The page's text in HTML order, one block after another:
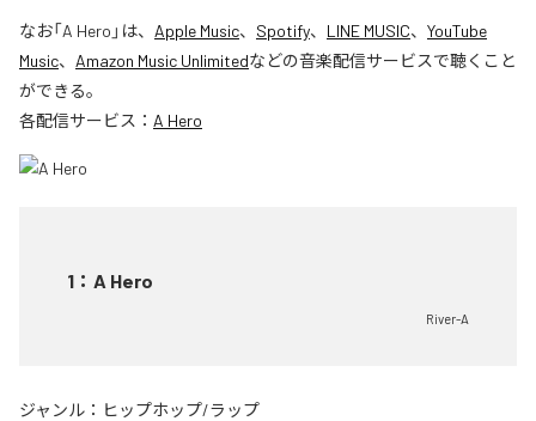
なお「A Hero 」は、 Apple Music、 Spotify、 LINE MUSIC、 YouTube
Music、 Amazon Music Unlimitedなどの音楽配信サービスで聴くこと
ができる。
各配信サービス： A Hero
1 ： A Hero
River-A
ジャンル： ヒップホップ/ラップ